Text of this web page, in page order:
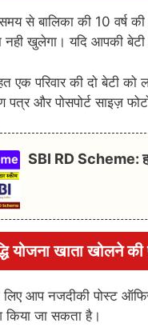
से बालिका की 10 वर्ष
नही खुलेगा। यदि आपकी
एक परिवार की दो बेटी को
पत्र और पोसपोर्ट साइज़
SBI RD Scheme:
योजना खाता खोलने की
आप नजदीकी पोस्ट
जा सकता है।